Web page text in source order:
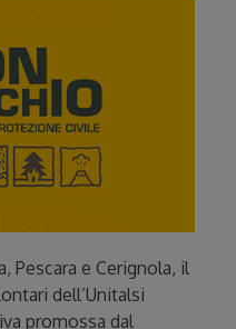
Pescara e Cerignola, il
dell’Unitalsi
promossa dal